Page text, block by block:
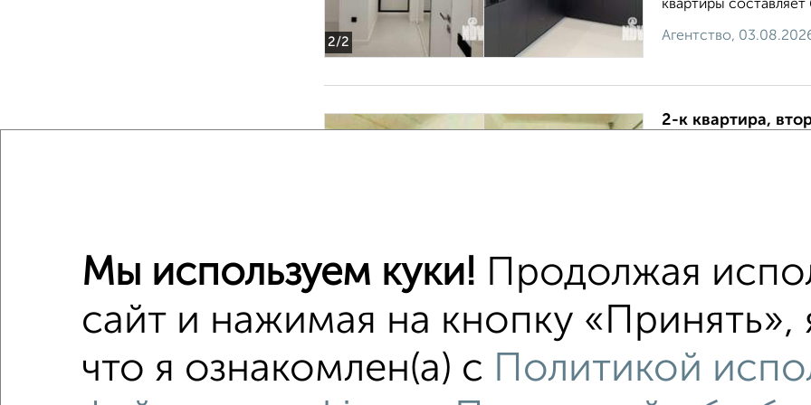
2/2
квартиры
Агентство,
2-к квартира,
изолированные
каждой ...
Агентство, 07.07.2026
2-к квартиры
Мы используем куки! Продолжая
сайт и нажимая на кнопку
что я ознакомлен(а) с Политикой